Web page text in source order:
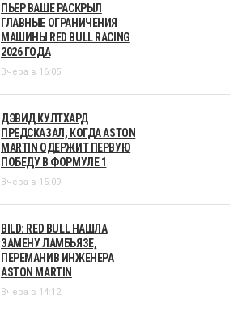
ПЬЕР ВАШЕ РАСКРЫЛ
ГЛАВНЫЕ ОГРАНИЧЕНИЯ
МАШИНЫ RED BULL RACING
2026 ГОДА
Вчера в 16:05
ДЭВИД КУЛТХАРД
ПРЕДСКАЗАЛ, КОГДА ASTON
MARTIN ОДЕРЖИТ ПЕРВУЮ
ПОБЕДУ В ФОРМУЛЕ 1
Вчера в 15:09
BILD: RED BULL НАШЛА
ЗАМЕНУ ЛАМБЬЯЗЕ,
ПЕРЕМАНИВ ИНЖЕНЕРА
ASTON MARTIN
Вчера в 14:12